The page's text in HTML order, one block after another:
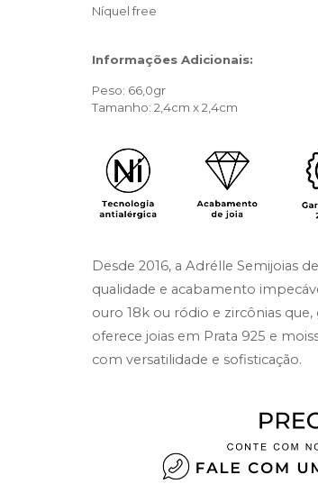
Níquel free
Informações Adicionais:
Peso: 66,0gr
Tamanho: 2,4cm x 2,4cm
​​Desde 2016, a Adrélle Semijoias
qualidade e acabamento
ouro 18k ou ródio e zircônias
oferece joias em Prata 925 e
com versatilidade e sofisticação.